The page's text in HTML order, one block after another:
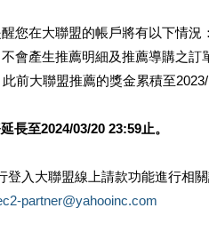
您在大聯盟的帳戶將有以下情況：
會產生推薦明細及推薦導購之訂
前大聯盟推薦的獎金累積至2023/
長至2024/03/20 23:59止。
登入大聯盟線上請款功能進行相
partner@yahooinc.com